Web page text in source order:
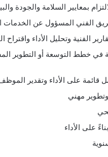
بمعايير السلامة والجودة
الفني المسؤول عن الخدمات
الفنية وتحليل الأداء واقتراح
في خطط التوسعة أو التطوير
قائمة على الأداء وتقدير
مهني
على الأداء